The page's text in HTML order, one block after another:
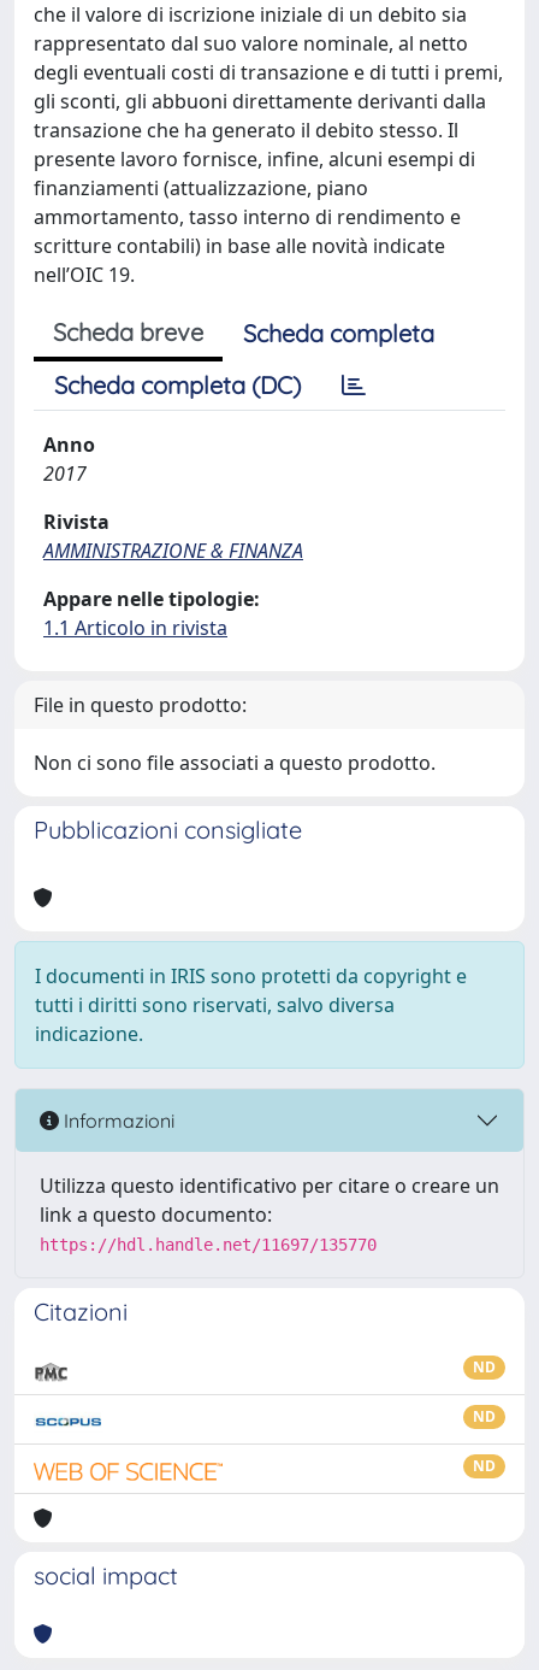
che il valore di iscrizione iniziale di un debito sia
rappresentato dal suo valore nominale, al netto
degli eventuali costi di transazione e di tutti i premi,
gli sconti, gli abbuoni direttamente derivanti dalla
transazione che ha generato il debito stesso. Il
presente lavoro fornisce, infine, alcuni esempi di
finanziamenti (attualizzazione, piano
ammortamento, tasso interno di rendimento e
scritture contabili) in base alle novità indicate
nell’OIC 19.
Scheda breve
Scheda completa
Scheda completa (DC)
Anno
2017
Rivista
AMMINISTRAZIONE & FINANZA
Appare nelle tipologie:
1.1 Articolo in rivista
File in questo prodotto:
Non ci sono file associati a questo prodotto.
Pubblicazioni consigliate
I documenti in IRIS sono protetti da copyright e
tutti i diritti sono riservati, salvo diversa
indicazione.
Informazioni
Utilizza questo identificativo per citare o creare un
link a questo documento:
https://hdl.handle.net/11697/135770
Citazioni
ND
ND
ND
social impact